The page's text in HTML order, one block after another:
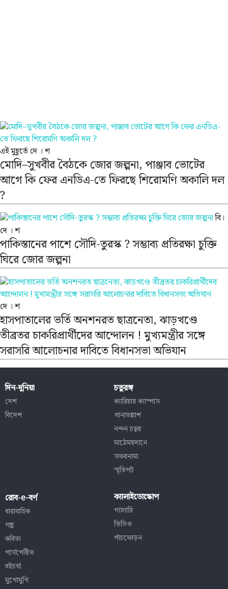
এই মুহূর্তেদে । শ
মোদি–সুখবীর বৈঠকে জোর জল্পনা, পাঞ্জাব ভোটের
আগে কি ফের এনডিএ-তে ফিরছে শিরোমণি অকালি দল
?
বি।
দে । শ
পাকিস্তানের পাশে সৌদি-তুরস্ক ? সম্ভাব্য প্রতিরক্ষা চুক্তি
ঘিরে জোর জল্পনা
দে । শ
হাসপাতালের ভর্তি অনশনরত ছাত্রনেতা, ঝাড়খণ্ডে
তীব্রতর চাকরিপ্রার্থীদের আন্দোলন ! মুখ্যমন্ত্রীর সঙ্গে
সরাসরি আলোচনার দাবিতে বিধানসভা অভিযান
দিন-দুনিয়া
দেশ
বিদেশ
চতুরঙ্গ
ক্যারিয়ার ক্যাম্পাস
খানাতল্লাশ
নন্দন চত্বর
মাঠেময়দানে
সফরনামা
স্মৃতিপট
রোব-e-বর্ণ
ধারাবাহিক
গল্প
কবিতা
পার্সপেক্টিভ
বইচর্যা
মুখোমুখি
ক্যালাইডোস্কোপ
গ্যালারি
ভিডিও
পাঁচফোড়ন